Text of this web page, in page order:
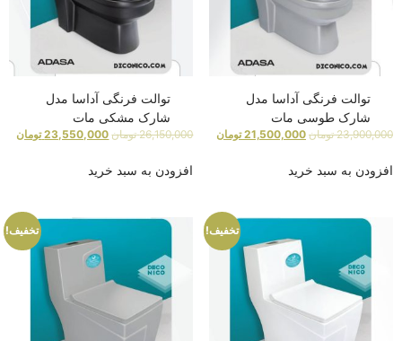
توالت فرنگی آداسا مدل
شارک طوسی مات
23,900,000 تومان 21,500,000 تومان
افزودن به سبد خرید
توالت فرنگی آداسا مدل
شارک مشکی مات
26,150,000 تومان 23,550,000 تومان
افزودن به سبد خرید
تخفیف! تخفیف!